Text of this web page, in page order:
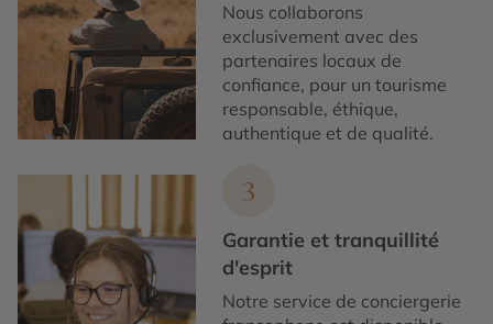
Nous collaborons
exclusivement avec des
partenaires locaux de
confiance, pour un tourisme
responsable, éthique,
authentique et de qualité.
3
Garantie et tranquillité
d'esprit
Notre service de conciergerie